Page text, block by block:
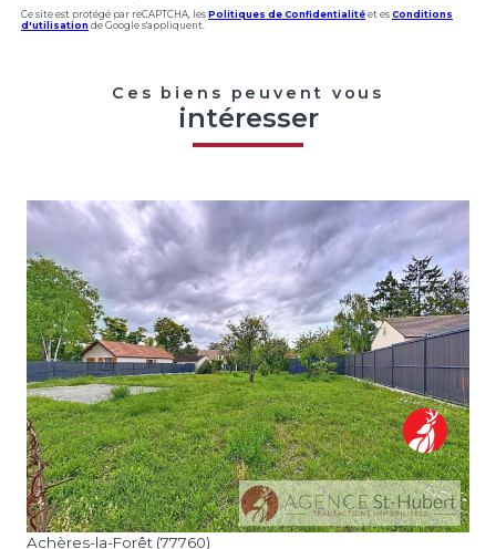
Ce site est protégé par reCAPTCHA, les Politiques de Confidentialité et es Conditions
d'utilisation de Google s'appliquent.
Ces biens peuvent vous
intéresser
voir le bien
Achères-la-Forêt (77760)